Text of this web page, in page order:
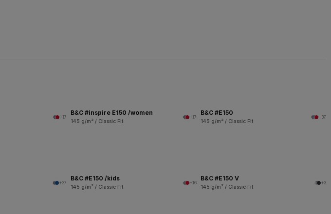
+17
B&C #inspire E150 /women
145 g/m² / Classic Fit
+17
B&C #E150
145 g/m² / Classic Fit
+37
+37
B&C #E150 /kids
145 g/m² / Classic Fit
+16
B&C #E150 V
145 g/m² / Classic Fit
+3